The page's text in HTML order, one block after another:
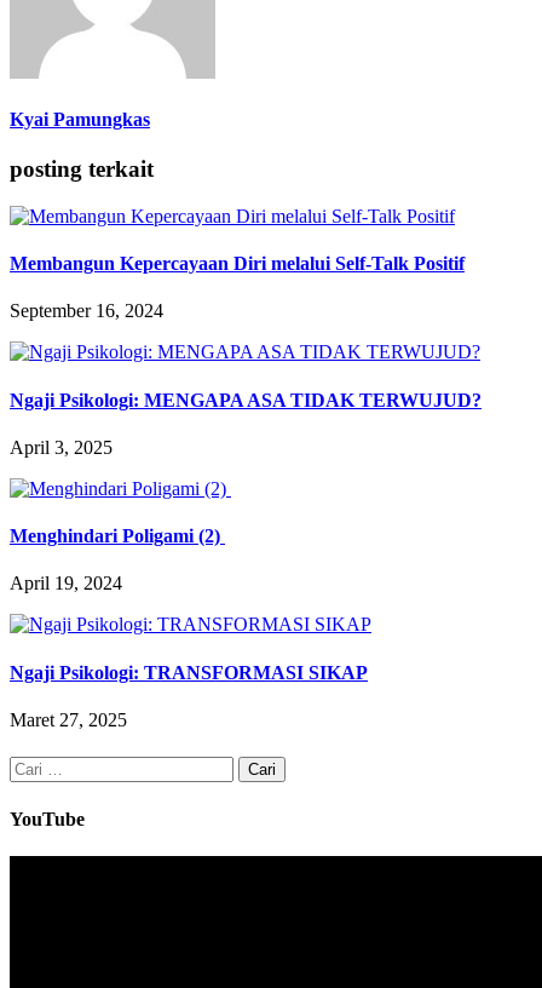
Kyai Pamungkas
posting terkait
Membangun Kepercayaan Diri melalui Self-Talk Positif
September 16, 2024
Ngaji Psikologi: MENGAPA ASA TIDAK TERWUJUD?
April 3, 2025
Menghindari Poligami (2)
April 19, 2024
Ngaji Psikologi: TRANSFORMASI SIKAP
Maret 27, 2025
Cari
untuk:
YouTube